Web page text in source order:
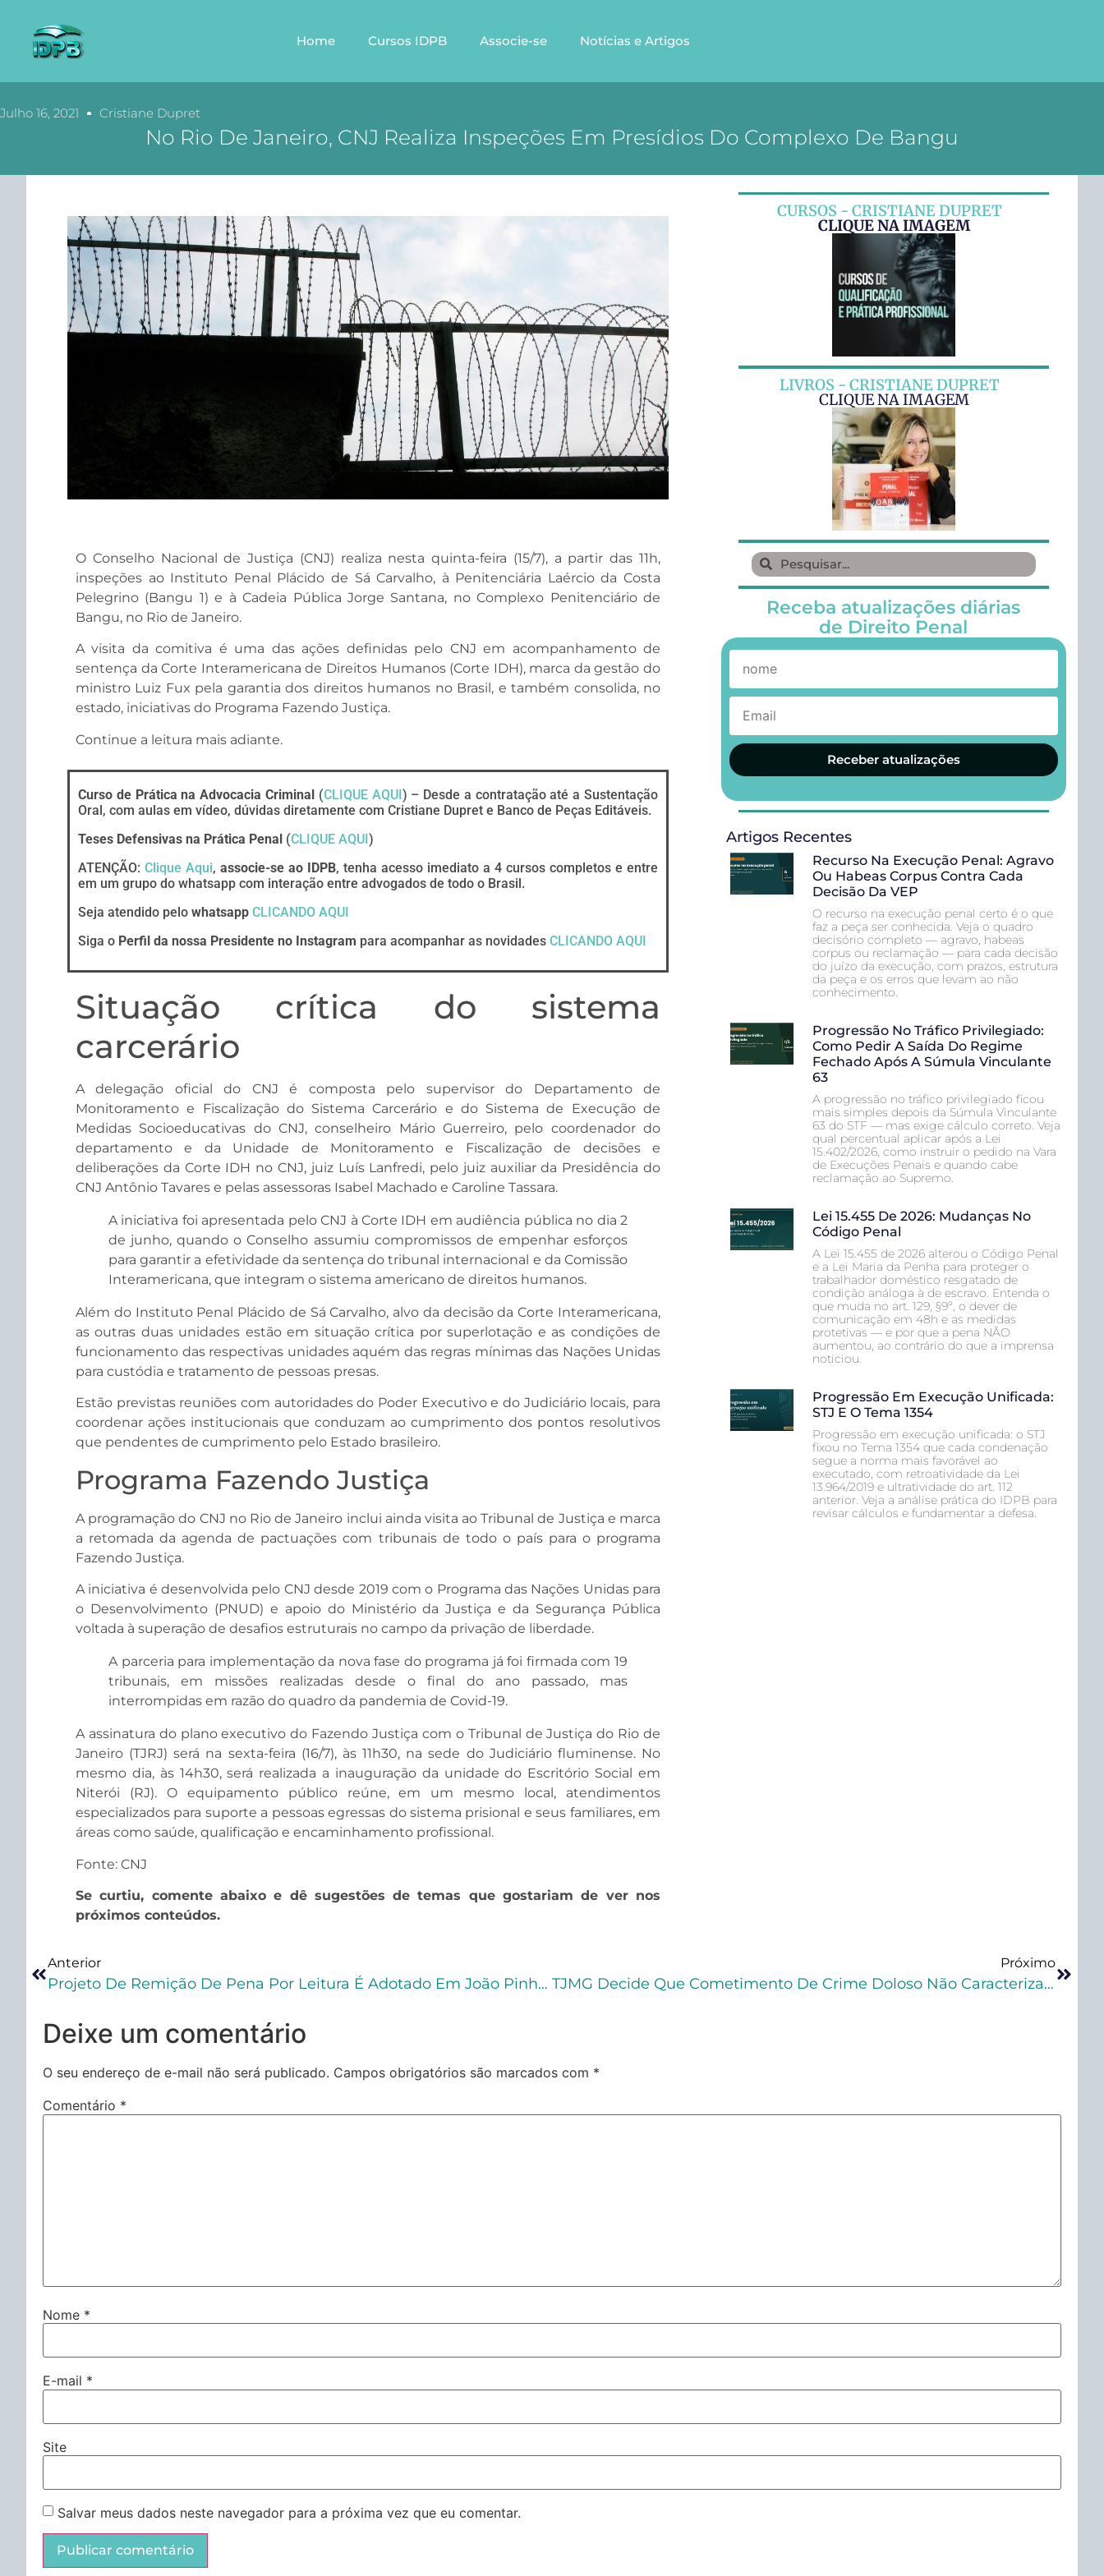
Home Cursos IDPB Associe-se Notícias e Artigos
Julho 16, 2021 Cristiane Dupret
No Rio De Janeiro, CNJ Realiza Inspeções Em Presídios Do Complexo De Bangu
O Conselho Nacional de Justiça (CNJ) realiza nesta quinta-feira (15/7), a partir das 11h,
inspeções ao Instituto Penal Plácido de Sá Carvalho, à Penitenciária Laércio da Costa
Pelegrino (Bangu 1) e à Cadeia Pública Jorge Santana, no Complexo Penitenciário de
Bangu, no Rio de Janeiro.
A visita da comitiva é uma das ações definidas pelo CNJ em acompanhamento de
sentença da Corte Interamericana de Direitos Humanos (Corte IDH), marca da gestão do
ministro Luiz Fux pela garantia dos direitos humanos no Brasil, e também consolida, no
estado, iniciativas do Programa Fazendo Justiça.
Continue a leitura mais adiante.
Curso de Prática na Advocacia Criminal(CLIQUE AQUI) – Desde a contratação até a Sustentação
Oral, com aulas em vídeo, dúvidas diretamente com Cristiane Dupret e Banco de Peças Editáveis.
Teses Defensivas na Prática Penal (CLIQUE AQUI)
ATENÇÃO: Clique Aqui, associe-se ao IDPB, tenha acesso imediato a 4 cursos completos e entre
em um grupo do whatsapp com interação entre advogados de todo o Brasil.
Seja atendido pelo whatsapp CLICANDO AQUI
Siga o Perfil da nossa Presidente no Instagram para acompanhar as novidades CLICANDO AQUI
Situação crítica do sistema
carcerário
A delegação oficial do CNJ é composta pelo supervisor do Departamento de
Monitoramento e Fiscalização do Sistema Carcerário e do Sistema de Execução de
Medidas Socioeducativas do CNJ, conselheiro Mário Guerreiro, pelo coordenador do
departamento e da Unidade de Monitoramento e Fiscalização de decisões e
deliberações da Corte IDH no CNJ, juiz Luís Lanfredi, pelo juiz auxiliar da Presidência do
CNJ Antônio Tavares e pelas assessoras Isabel Machado e Caroline Tassara.
A iniciativa foi apresentada pelo CNJ à Corte IDH em audiência pública no dia 2
de junho, quando o Conselho assumiu compromissos de empenhar esforços
para garantir a efetividade da sentença do tribunal internacional e da Comissão
Interamericana, que integram o sistema americano de direitos humanos.
Além do Instituto Penal Plácido de Sá Carvalho, alvo da decisão da Corte Interamericana,
as outras duas unidades estão em situação crítica por superlotação e as condições de
funcionamento das respectivas unidades aquém das regras mínimas das Nações Unidas
para custódia e tratamento de pessoas presas.
Estão previstas reuniões com autoridades do Poder Executivo e do Judiciário locais, para
coordenar ações institucionais que conduzam ao cumprimento dos pontos resolutivos
que pendentes de cumprimento pelo Estado brasileiro.
Programa Fazendo Justiça
A programação do CNJ no Rio de Janeiro inclui ainda visita ao Tribunal de Justiça e marca
a retomada da agenda de pactuações com tribunais de todo o país para o programa
Fazendo Justiça.
A iniciativa é desenvolvida pelo CNJ desde 2019 com o Programa das Nações Unidas para
o Desenvolvimento (PNUD) e apoio do Ministério da Justiça e da Segurança Pública
voltada à superação de desafios estruturais no campo da privação de liberdade.
A parceria para implementação da nova fase do programa já foi firmada com 19
tribunais, em missões realizadas desde o final do ano passado, mas
interrompidas em razão do quadro da pandemia de Covid-19.
A assinatura do plano executivo do Fazendo Justiça com o Tribunal de Justiça do Rio de
Janeiro (TJRJ) será na sexta-feira (16/7), às 11h30, na sede do Judiciário fluminense. No
mesmo dia, às 14h30, será realizada a inauguração da unidade do Escritório Social em
Niterói (RJ). O equipamento público reúne, em um mesmo local, atendimentos
especializados para suporte a pessoas egressas do sistema prisional e seus familiares, em
áreas como saúde, qualificação e encaminhamento profissional.
Fonte: CNJ
Se curtiu, comente abaixo e dê sugestões de temas que gostariam de ver nos
próximos conteúdos.
CURSOS - CRISTIANE DUPRET
CLIQUE NA IMAGEM
LIVROS - CRISTIANE DUPRET
CLIQUE NA IMAGEM
Receba atualizações diárias
de Direito Penal
Receber atualizações
Artigos Recentes
Recurso Na Execução Penal: Agravo
Ou Habeas Corpus Contra Cada
Decisão Da VEP
O recurso na execução penal certo é o que
faz a peça ser conhecida. Veja o quadro
decisório completo — agravo, habeas
corpus ou reclamação — para cada decisão
do juízo da execução, com prazos, estrutura
da peça e os erros que levam ao não
conhecimento.
Progressão No Tráfico Privilegiado:
Como Pedir A Saída Do Regime
Fechado Após A Súmula Vinculante
63
A progressão no tráfico privilegiado ficou
mais simples depois da Súmula Vinculante
63 do STF — mas exige cálculo correto. Veja
qual percentual aplicar após a Lei
15.402/2026, como instruir o pedido na Vara
de Execuções Penais e quando cabe
reclamação ao Supremo.
Lei 15.455 De 2026: Mudanças No
Código Penal
A Lei 15.455 de 2026 alterou o Código Penal
e a Lei Maria da Penha para proteger o
trabalhador doméstico resgatado de
condição análoga à de escravo. Entenda o
que muda no art. 129, §9º, o dever de
comunicação em 48h e as medidas
protetivas — e por que a pena NÃO
aumentou, ao contrário do que a imprensa
noticiou.
Progressão Em Execução Unificada:
STJ E O Tema 1354
Progressão em execução unificada: o STJ
fixou no Tema 1354 que cada condenação
segue a norma mais favorável ao
executado, com retroatividade da Lei
13.964/2019 e ultratividade do art. 112
anterior. Veja a análise prática do IDPB para
revisar cálculos e fundamentar a defesa.
Anterior
Projeto De Remição De Pena Por Leitura É Adotado Em João Pinheiro (MG)
Próximo
TJMG Decide Que Cometimento De Crime Doloso Não Caracteriza Falta Grave Se Cometido Durante Período De Prova De Livramento Condicional
Deixe um comentário
O seu endereço de e-mail não será publicado. Campos obrigatórios são marcados com *
Comentário *
Nome *
E-mail *
Site
Salvar meus dados neste navegador para a próxima vez que eu comentar.